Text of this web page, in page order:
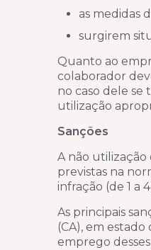
as medidas
surgirem
Quanto ao
colaborador
no caso dele
utilização
Sanções
A não utilização
previstas na
infração (de 1 a
As principais
(CA), em
emprego